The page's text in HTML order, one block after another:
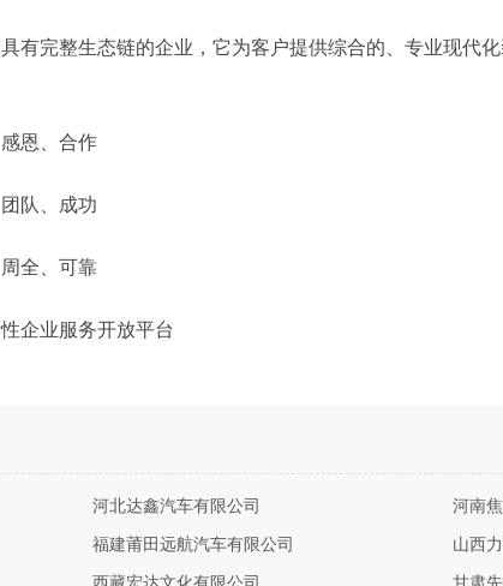
有完整生态链的企业，它为客户提供综合的、专业现代
恩、合作
队、成功
全、可靠
企业服务开放平台
河北达鑫汽车有限公司 河南
福建莆田远航汽车有限公司 山西